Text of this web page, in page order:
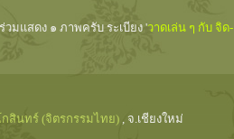
มแสดง ๑ ภาพครับ ระเบียง 'วาดเล่น ๆ กับ จิด-
สินทร์ (จิตรกรรมไทย), จ.เชียงใหม่